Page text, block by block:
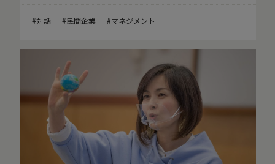
対話 民間企業 マネジメント